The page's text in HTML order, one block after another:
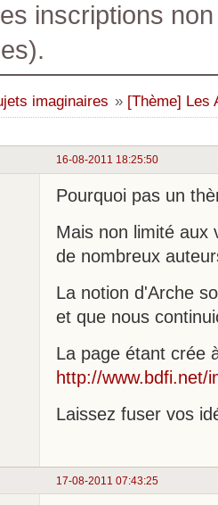
inscriptions
imaginaires » [Thème] Les
16-08-2011 18:25:50
Pourquoi pas un
Mais non limité aux
de nombreux
La notion d'Arche
et que nous
La page étant crée
http://www.bdfi.net/
Laissez fuser vos
17-08-2011 07:43:25